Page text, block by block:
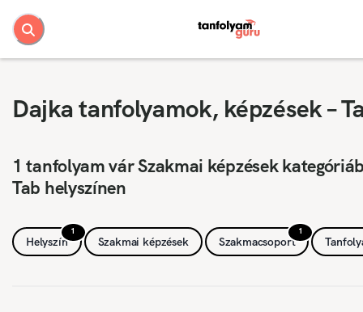
Dajka tanfolyamok, képzések –
1 tanfolyam vár Szakmai képzések
Tab helyszínen
1
Helyszín Szakmai képzések
1
Szakmacsoport